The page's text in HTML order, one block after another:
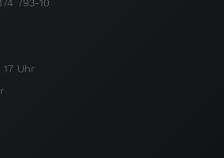
793-10
Uhr